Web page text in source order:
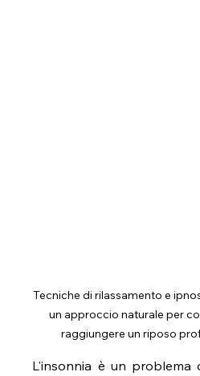
Tecniche di rilassamento e
un approccio naturale per
raggiungere un riposo
L'insonnia è un problema